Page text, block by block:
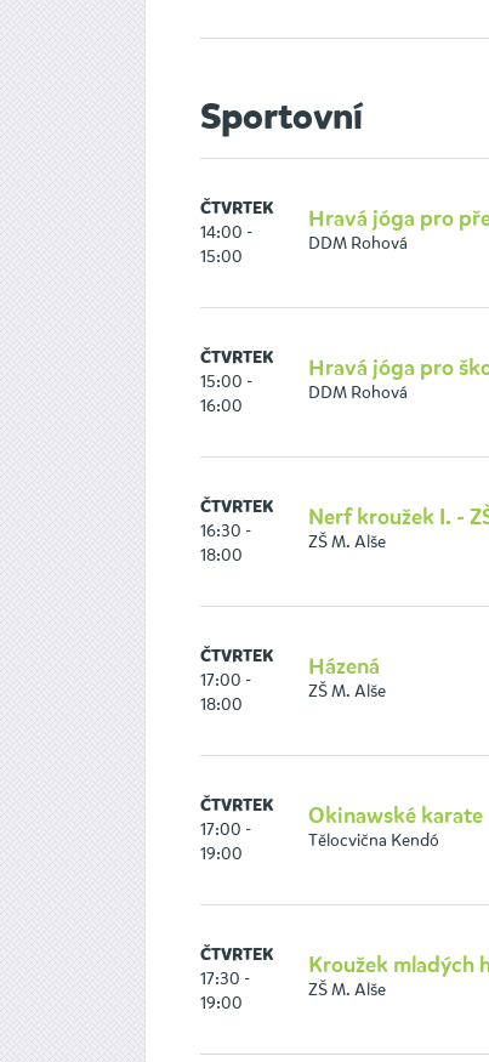
Sportovní
ČTVRTEK
14:00 -
15:00
Hravá jóga pro
DDM Rohová
ČTVRTEK
15:00 -
16:00
Hravá jóga pro
DDM Rohová
ČTVRTEK
16:30 -
18:00
Nerf kroužek I. -
ZŠ M. Alše
ČTVRTEK
17:00 -
18:00
Házená
ZŠ M. Alše
ČTVRTEK
17:00 -
19:00
Okinawské karate
Tělocvična Kendó
ČTVRTEK
17:30 -
19:00
Kroužek mladých
ZŠ M. Alše